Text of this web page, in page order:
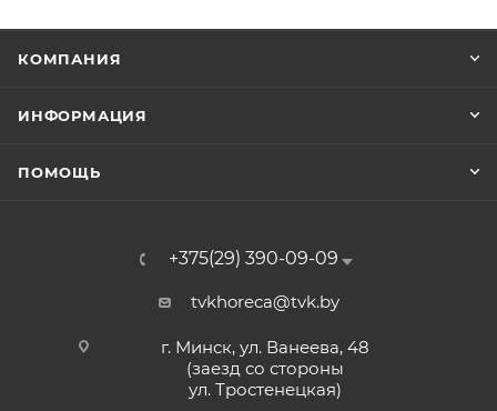
КОМПАНИЯ
ИНФОРМАЦИЯ
ПОМОЩЬ
+375(29) 390-09-09
tvkhoreca@tvk.by
г. Минск, ул. Ванеева, 48
(заезд со стороны
ул. Тростенецкая)